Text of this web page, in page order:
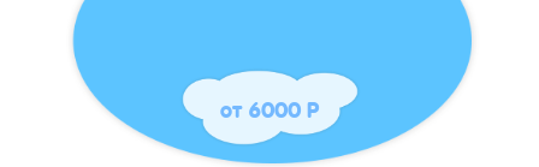
от 6000 Р